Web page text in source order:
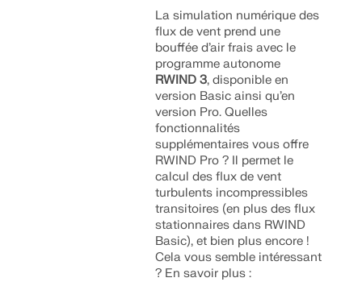
Logiciel CFD pour souffleries numériques
En savoir plus
API Dlubal
Votre porte vers la modélisation paramétrique et
OBTENIR DE L’ASSISTANCE
OBTENIR UNE VERSION GRATUITE
CONTACTER LE SUPPORT
d'ingénierie et faites passer votre carrière à un
DÉCOUVRIR LES OFFRES D’EMPLOI
La simulation numérique des
flux de vent prend une
bouffée d’air frais avec le
programme autonome
RWIND 3, disponible en
version Basic ainsi qu’en
version Pro. Quelles
fonctionnalités
supplémentaires vous offre
RWIND Pro ? Il permet le
calcul des flux de vent
turbulents incompressibles
transitoires (en plus des flux
stationnaires dans RWIND
Basic), et bien plus encore !
Cela vous semble intéressant
? En savoir plus :